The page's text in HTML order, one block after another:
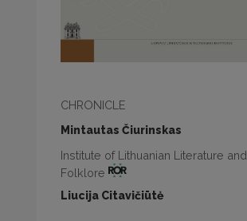
CHRONICLE
Mintautas Čiurinskas
Institute of Lithuanian Literature and
Folklore
Liucija Citavičiūtė